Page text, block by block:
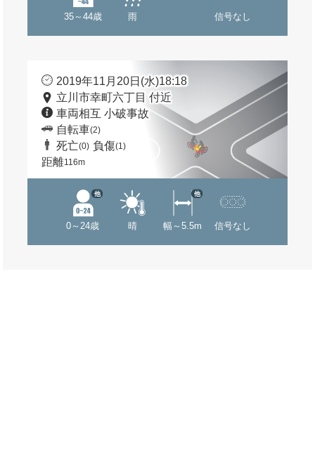
35～44歳 雨 信号なし
2019年11月20日(水)18:18
立川市幸町六丁目 付近
車両相互 小破事故
自転車(2)
死亡(0) 負傷(1)
距離116m
0～24歳
他
晴 幅～5.5m
他
信号なし